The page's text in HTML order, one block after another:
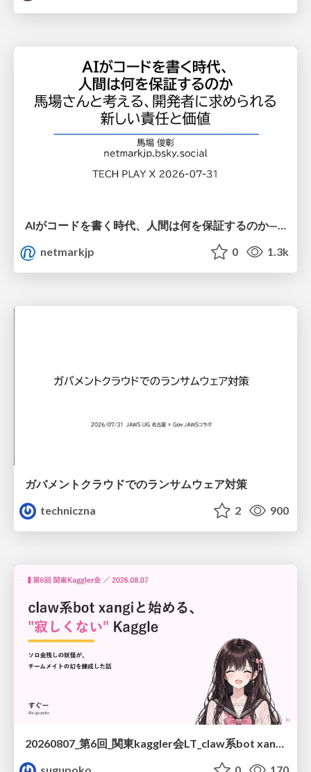
AIがコードを書く時代、人間は何を保証するのか———馬場さんと考える、開発者に求められる新しい責任と価値 - TECH PLAY
netmarkjp
0 1.3k
ガバメントクラウドでのランサムウェア対策
techniczna
2 900